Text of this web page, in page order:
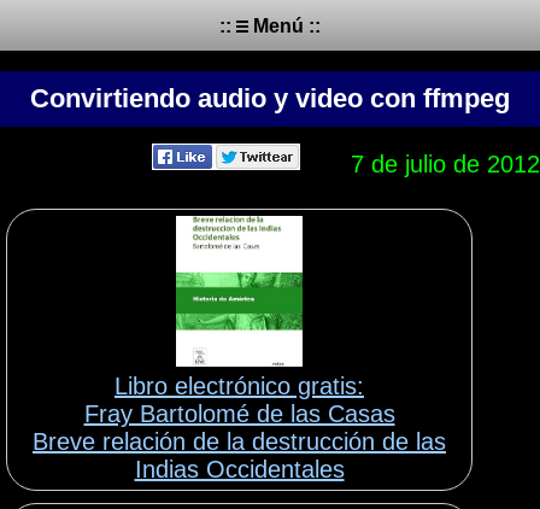
:: Menú ::
Convirtiendo audio y video con ffmpeg
7 de julio de 2012
Libro electrónico gratis:
Fray Bartolomé de las Casas
Breve relación de la destrucción de las
Indias Occidentales